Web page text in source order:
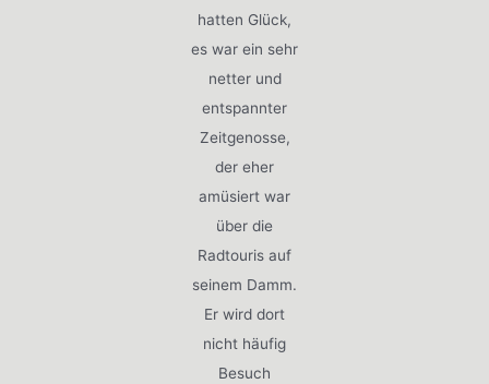
hatten Glück,
es war ein sehr
netter und
entspannter
Zeitgenosse,
der eher
amüsiert war
über die
Radtouris auf
seinem Damm.
Er wird dort
nicht häufig
Besuch